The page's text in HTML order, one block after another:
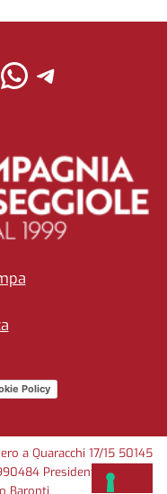
WhatsApp
Policy
a Quaracchi 17/15 50145
Presidente e Legale
Baronti